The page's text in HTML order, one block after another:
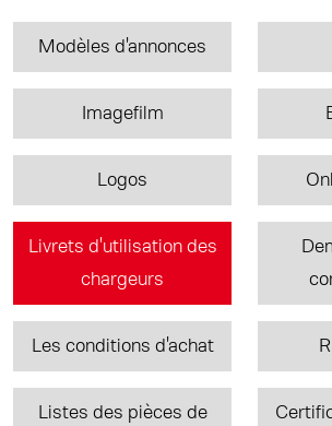
Modèles d'annonces
Imagefilm
Logos
Livrets d'utilisation des
chargeurs
Les conditions d'achat
Listes des pièces de